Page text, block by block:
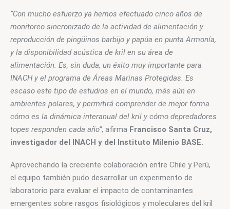
“Con mucho esfuerzo ya hemos efectuado cinco años de
monitoreo sincronizado de la actividad de alimentación y
reproducción de pingüinos barbijo y papúa en punta Armonía,
y la disponibilidad acústica de kril en su área de
alimentación. Es, sin duda, un éxito muy importante para
INACH y el programa de Áreas Marinas Protegidas. Es
escaso este tipo de estudios en el mundo, más aún en
ambientes polares, y permitirá comprender de mejor forma
cómo es la dinámica interanual del kril y cómo depredadores
topes responden cada año”, afirma Francisco Santa Cruz,
investigador del INACH y del Instituto Milenio BASE.
Aprovechando la creciente colaboración entre Chile y Perú,
el equipo también pudo desarrollar un experimento de
laboratorio para evaluar el impacto de contaminantes
emergentes sobre rasgos fisiológicos y moleculares del kril